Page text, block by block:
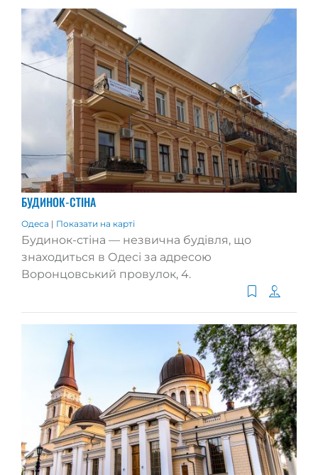
БУДИНОК-СТІНА
Одеса | Показати на карті
Будинок-стіна — незвична будівля, що
знаходиться в Одесі за адресою
Воронцовський провулок, 4.